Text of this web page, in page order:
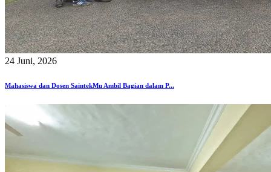
24 Juni, 2026
Mahasiswa dan Dosen SaintekMu Ambil Bagian dalam P...